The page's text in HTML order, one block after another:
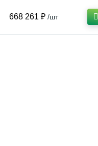
668 261 ₽ /шт